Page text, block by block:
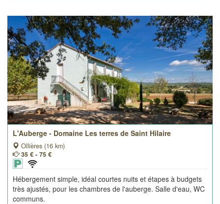
L'Auberge - Domaine Les terres de Saint Hilaire
Ollières (16 km)
35 € - 75 €
Hébergement simple, idéal courtes nuits et étapes à budgets
très ajustés, pour les chambres de l'auberge. Salle d'eau, WC
communs.